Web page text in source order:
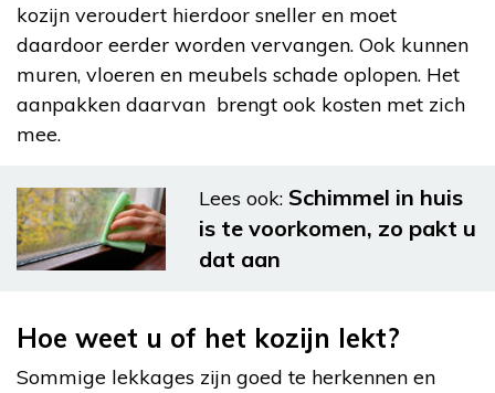
kozijn veroudert hierdoor sneller en moet
daardoor eerder worden vervangen. Ook kunnen
muren, vloeren en meubels schade oplopen. Het
aanpakken daarvan brengt ook kosten met zich
mee.
Lees ook: Schimmel in huis
is te voorkomen, zo pakt u
dat aan
Hoe weet u of het kozijn lekt?
Sommige lekkages zijn goed te herkennen en